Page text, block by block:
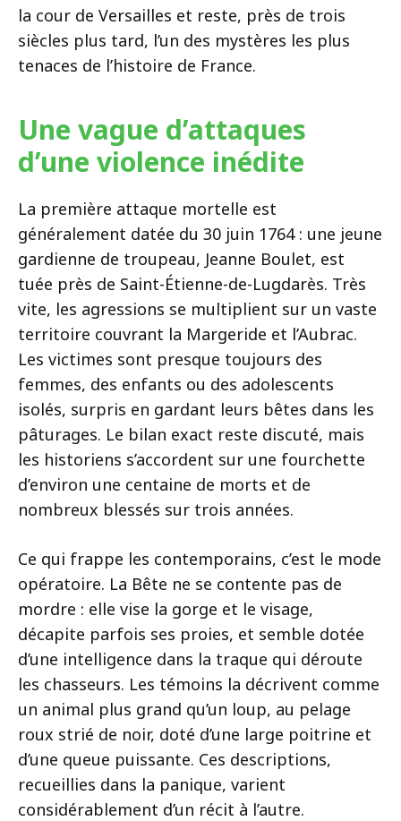
la cour de Versailles et reste, près de trois
siècles plus tard, l’un des mystères les plus
tenaces de l’histoire de France.
Une vague d’attaques
d’une violence inédite
La première attaque mortelle est
généralement datée du 30 juin 1764 : une jeune
gardienne de troupeau, Jeanne Boulet, est
tuée près de Saint-Étienne-de-Lugdarès. Très
vite, les agressions se multiplient sur un vaste
territoire couvrant la Margeride et l’Aubrac.
Les victimes sont presque toujours des
femmes, des enfants ou des adolescents
isolés, surpris en gardant leurs bêtes dans les
pâturages. Le bilan exact reste discuté, mais
les historiens s’accordent sur une fourchette
d’environ une centaine de morts et de
nombreux blessés sur trois années.
Ce qui frappe les contemporains, c’est le mode
opératoire. La Bête ne se contente pas de
mordre : elle vise la gorge et le visage,
décapite parfois ses proies, et semble dotée
d’une intelligence dans la traque qui déroute
les chasseurs. Les témoins la décrivent comme
un animal plus grand qu’un loup, au pelage
roux strié de noir, doté d’une large poitrine et
d’une queue puissante. Ces descriptions,
recueillies dans la panique, varient
considérablement d’un récit à l’autre.